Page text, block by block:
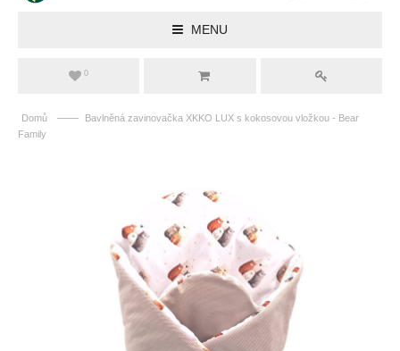
MENU
0
Domů ——
Bavlněná zavinovačka XKKO LUX s kokosovou vložkou - Bear
Family